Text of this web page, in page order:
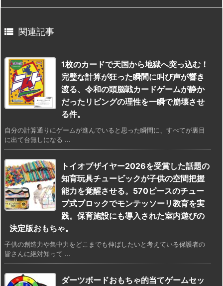
 関連記事
1枚のカードで天国から地獄へ突っ込む！
完璧な計算が狂った瞬間に叫び声が響き
渡る、令和の頭脳戦カードゲームが静か
だったリビングの理性を一瞬で崩壊させ
る件。
自分の計算通りにゲームが進んでいると思った瞬間に、すべてが裏目
に出て台無しになる ...
トイオブザイヤー2026を受賞した話題の
知育玩具チュービックが子供の空間把握
能力を覚醒させる。570ピースのチュー
ブ式ブロックでモンテッソーリ教育を実
践。保育施設にも導入された室内遊びの
決定版おもちゃ。
子供の創造力や集中力をどこまでも伸ばしたいと考えている保護者の
皆さんに絶対知って ...
ダーツボードおもちゃ的当てゲームセッ